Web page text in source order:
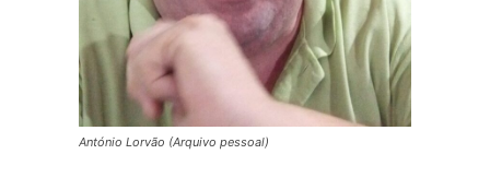
António Lorvão (Arquivo pessoal)